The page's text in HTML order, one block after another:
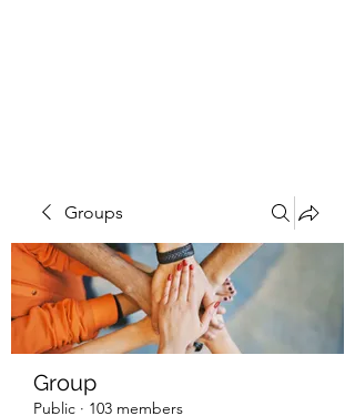
Groups
Group
Public · 103 members